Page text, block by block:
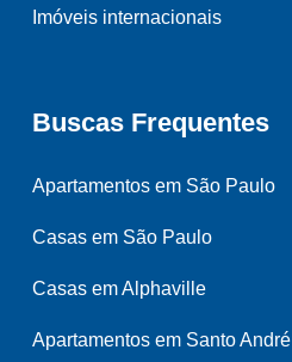
Imóveis internacionais
Buscas Frequentes
Apartamentos em São Paulo
Casas em São Paulo
Casas em Alphaville
Apartamentos em Santo André